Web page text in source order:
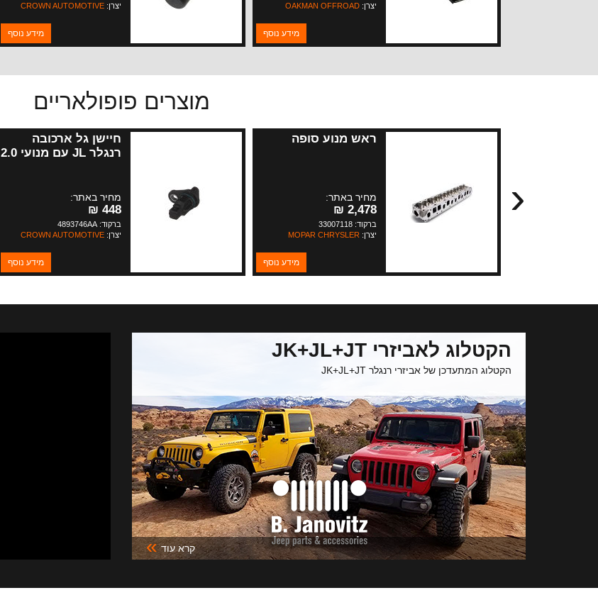
יצרן: OAKMAN OFFROAD
מידע נוסף
יצרן: CROWN AUTOMOTIVE
מידע נוסף
מוצרים פופולאריים
ראש מנוע סופה
מחיר באתר:
2,478 ₪
ברקוד: 33007118
יצרן: MOPAR CHRYSLER
מידע נוסף
חיישן גל ארכובה
רנגלר JL עם מנועי 2.0
מחיר באתר:
448 ₪
ברקוד: 4893746AA
יצרן: CROWN AUTOMOTIVE
מידע נוסף
‹
הקטלוג לאביזרי JK+JL+JT
הקטלוג המתעדכן של אביזרי רנגלר JK+JL+JT
קרא עוד »